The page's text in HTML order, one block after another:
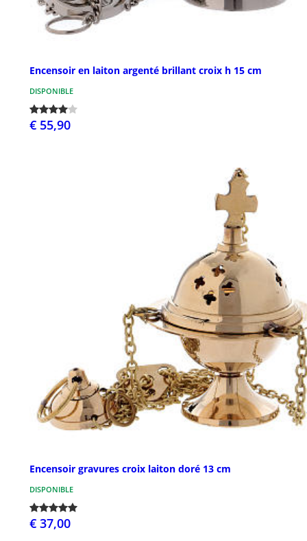
Encensoir en laiton argenté brillant croix h 15 cm
DISPONIBLE
€ 55,90
Encensoir gravures croix laiton doré 13 cm
DISPONIBLE
€ 37,00